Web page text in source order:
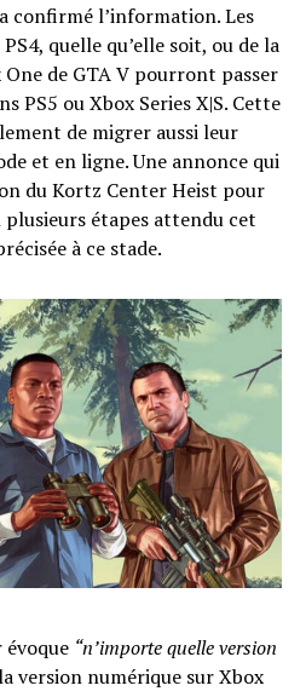
confirmé l’information. Les
quelle qu’elle soit, ou de la
de GTA V pourront passer
PS5 ou Xbox Series X|S. Cette
de migrer aussi leur
et en ligne. Une annonce qui
du Kortz Center Heist pour
plusieurs étapes attendu cet
à ce stade.
“n’importe quelle version
version numérique sur Xbox